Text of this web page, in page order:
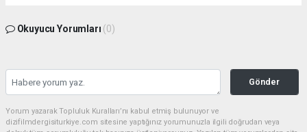
Okuyucu Yorumları (0)
Gönder
Yorum yazarak Topluluk Kuralları’nı kabul etmiş bulunuyor ve
dizifilmdergisiturkiye.com sitesine yaptığınız yorumunuzla ilgili doğrudan veya